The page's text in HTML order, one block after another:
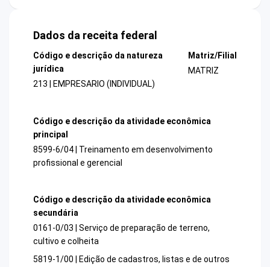
Dados da receita federal
Código e descrição da natureza
jurídica
213 | EMPRESARIO (INDIVIDUAL)
Matriz/Filial
MATRIZ
Código e descrição da atividade econômica
principal
8599-6/04 | Treinamento em desenvolvimento
profissional e gerencial
Código e descrição da atividade econômica
secundária
0161-0/03 | Serviço de preparação de terreno,
cultivo e colheita
5819-1/00 | Edição de cadastros, listas e de outros